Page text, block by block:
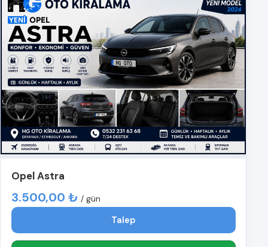
Opel Astra
3.500,00 ₺ / gün
Talep